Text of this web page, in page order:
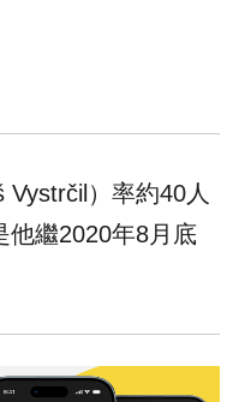
）率約40人
他繼2020年8月底